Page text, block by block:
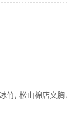
竹, 松山棉店文胸,